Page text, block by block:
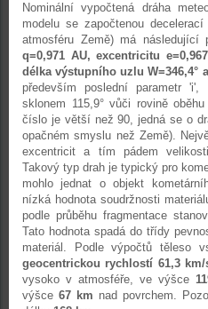
Nominální vypočtená dráha
modelu se započtenou
atmosféru Země) má následující
q=0,971 AU, excentricitu
délka výstupního uzlu W=346,4°
především poslední parametr
sklonem 115,9° vůči rovině
číslo je větší než 90, jedná se o
opačném smyslu než Země).
excentricit a tím pádem
Takový typ drah je typický pro
mohlo jednat o objekt
nízká hodnota soudržnosti
podle průběhu fragmentace
Tato hodnota spadá do třídy
materiál. Podle výpočtů těleso
geocentrickou rychlostí 61,3 km/
vysoko v atmosféře, ve výšce
výšce 67 km nad povrchem.